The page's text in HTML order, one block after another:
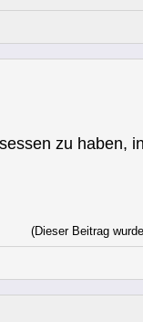
zu haben,
(Dieser Beitrag